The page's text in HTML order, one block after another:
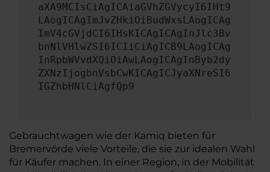
aXA9MCIsCiAgICAiaGVhZGVycyI6IHt9
LAogICAgImJvZHkiOiBudWxsLAogICAg
ImV4cGVjdCI6IHsKICAgICAgInJlc3Bv
bnNlVHlwZSI6ICIiCiAgICB9LAogICAg
InRpbWVvdXQiOiAwLAogICAgInByb2dy
ZXNzIjogbnVsbCwKICAgICJyaXNreSI6
IGZhbHNlCiAgfQp9
Gebrauchtwagen wie der Kamiq bieten für
Bremervörde viele Vorteile, die sie zur idealen Wahl
für Käufer machen. In einer Region, in der Mobilität